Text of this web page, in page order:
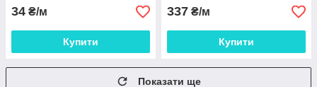
34 ₴/м
Купити
337 ₴/м
Купити
Показати ще